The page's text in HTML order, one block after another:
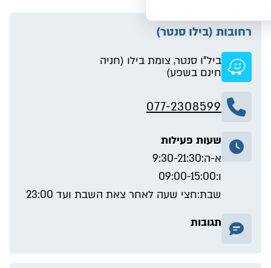
רחובות (בילו סנטר)
ביל"ו סנטר, צומת בילו (חניה
חינם בשפע)
077-2308599
שעות פעילות
א-ה:9:30-21:30
ו:09:00-15:00
שבת:חצי שעה לאחר צאת השבת ועד 23:00
תגובות